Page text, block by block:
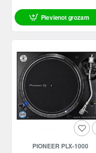
Pievienot grozam
PIONEER PLX-1000